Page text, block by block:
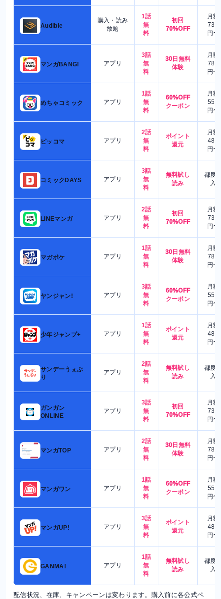
Audible
購入・読み
放題
1話
無
料
初回
70%OFF
月額
730
円〜
マンガBANG! アプリ
3話
無
料
30日無料
体験
月額
780
円〜
めちゃコミック アプリ
1話
無
料
60%OFF
クーポン
月額
550
円〜
ピッコマ アプリ
2話
無
料
ポイント
還元
月額
480
円〜
コミックDAYS アプリ
3話
無
料
無料試し
読み
都度
入
LINEマンガ アプリ
2話
無
料
初回
70%OFF
月額
730
円〜
マガポケ アプリ
1話
無
料
30日無料
体験
月額
780
円〜
ヤンジャン! アプリ
3話
無
料
60%OFF
クーポン
月額
550
円〜
少年ジャンプ+ アプリ
1話
無
料
ポイント
還元
月額
480
円〜
サンデーうぇぶ
り
アプリ
2話
無
料
無料試し
読み
都度
入
ガンガン
ONLINE
アプリ
3話
無
料
初回
70%OFF
月額
730
円〜
マンガTOP アプリ
2話
無
料
30日無料
体験
月額
780
円〜
マンガワン アプリ
1話
無
料
60%OFF
クーポン
月額
550
円〜
マンガUP! アプリ
3話
無
料
ポイント
還元
月額
480
円〜
GANMA! アプリ
1話
無
料
無料試し
読み
都度
入
配信状況、在庫、キャンペーンは変わります。購入前に各公式ペ